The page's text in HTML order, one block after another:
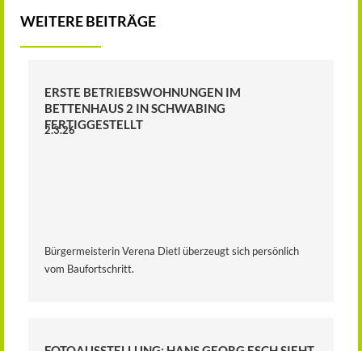
WEITERE BEITRÄGE
ERSTE BETRIEBSWOHNUNGEN IM
BETTENHAUS 2 IN SCHWABING
FERTIGGESTELLT
2.3.26
Bürgermeisterin Verena Dietl überzeugt sich persönlich
vom Baufortschritt.